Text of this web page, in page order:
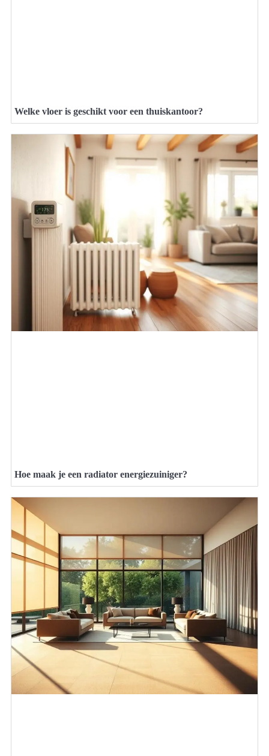
Welke vloer is geschikt voor een thuiskantoor?
Hoe maak je een radiator energiezuiniger?